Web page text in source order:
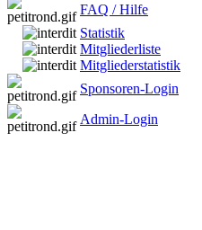
FAQ / Hilfe
Statistik
Mitgliederliste
Mitgliederstatistik
Sponsoren-Login
Admin-Login